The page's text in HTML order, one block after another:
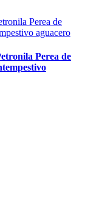
Perea de